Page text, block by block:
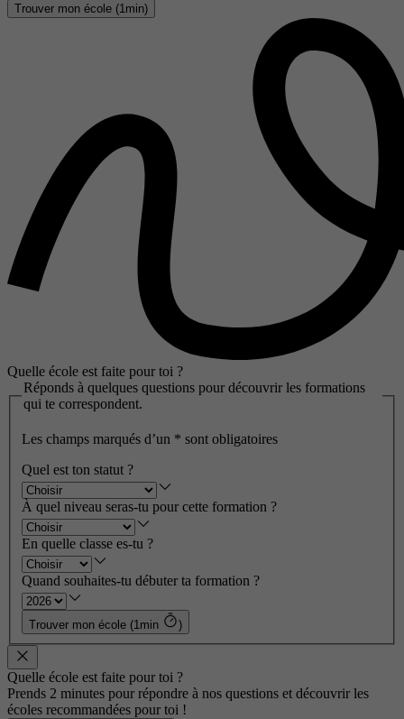
Trouver mon école (1min)
Quelle école est faite pour toi ?
Réponds à quelques questions pour découvrir les formations
qui te correspondent.
Les champs marqués d’un * sont obligatoires
Quel est ton statut ?
À quel niveau seras-tu pour cette formation ?
En quelle classe es-tu ?
Quand souhaites-tu débuter ta formation ?
Trouver mon école (1min )
Quelle école est faite pour toi ?
Prends 2 minutes pour répondre à nos questions et découvrir les
écoles recommandées pour toi !